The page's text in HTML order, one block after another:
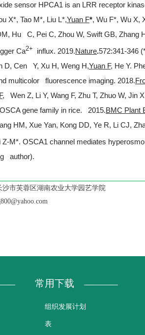
sensor HPCA1 is an LRR receptor
X*, Tao M*, Liu L*,Yuan F*, Wu F*, Wu X,
Hu C, Pei C, Zhou W, Swift GB, Zhang
Ca2+ influx. 2019.Nature.572:341-346
D, Cen Y, Xu H, Weng H,Yuan F, He Y.
multicolor fluorescence imaging. 2018.
, Wen Z, Li Y, Wang F, Zhu T, Zhuo W, Jin
gene family in rice. 2015.BMC Plant
HM, Xue Yan, Kong DD, Ye R, Li CJ,
Z-M*. OSCA1 channel mediates
author).
沙市芙蓉区湖南农业大学园艺学院
常用下载
组织发展计划
表